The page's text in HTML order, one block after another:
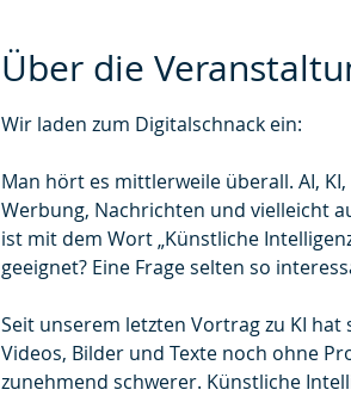
Über die
Wir laden zum Digitalschnack ein:
Man hört es mittlerweile überall. AI,
Werbung, Nachrichten und vielleicht
ist mit dem Wort „Künstliche
geeignet? Eine Frage selten so
Seit unserem letzten Vortrag zu KI
Videos, Bilder und Texte noch ohne
zunehmend schwerer. Künstliche